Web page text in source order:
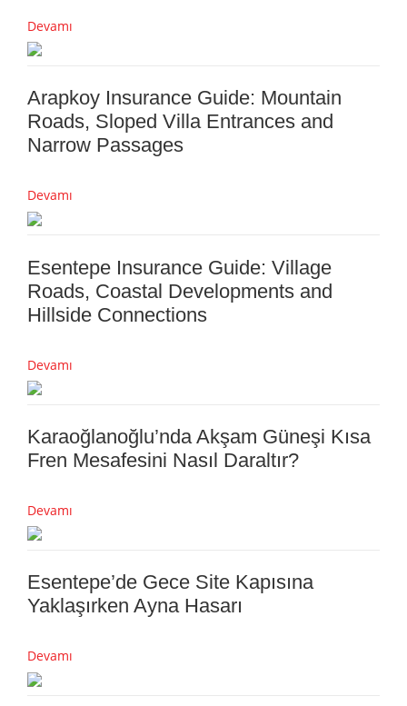
Devamı
Arapkoy Insurance Guide: Mountain
Roads, Sloped Villa Entrances and
Narrow Passages
Devamı
Esentepe Insurance Guide: Village
Roads, Coastal Developments and
Hillside Connections
Devamı
Karaoğlanoğlu’nda Akşam Güneşi Kısa
Fren Mesafesini Nasıl Daraltır?
Devamı
Esentepe’de Gece Site Kapısına
Yaklaşırken Ayna Hasarı
Devamı